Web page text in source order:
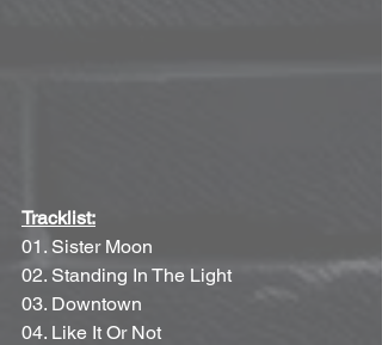
Tracklist:
01. Sister Moon
02. Standing In The Light
03. Downtown
04. Like It Or Not